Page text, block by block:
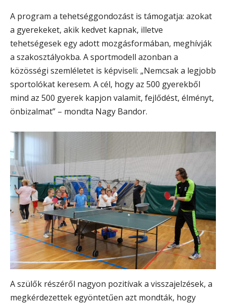
A program a tehetséggondozást is támogatja: azokat
a gyerekeket, akik kedvet kapnak, illetve
tehetségesek egy adott mozgásformában, meghívják
a szakosztályokba. A sportmodell azonban a
közösségi szemléletet is képviseli: „Nemcsak a legjobb
sportolókat keresem. A cél, hogy az 500 gyerekből
mind az 500 gyerek kapjon valamit, fejlődést, élményt,
önbizalmat” – mondta Nagy Bandor.
A szülők részéről nagyon pozitívak a visszajelzések, a
megkérdezettek egyöntetűen azt mondták, hogy